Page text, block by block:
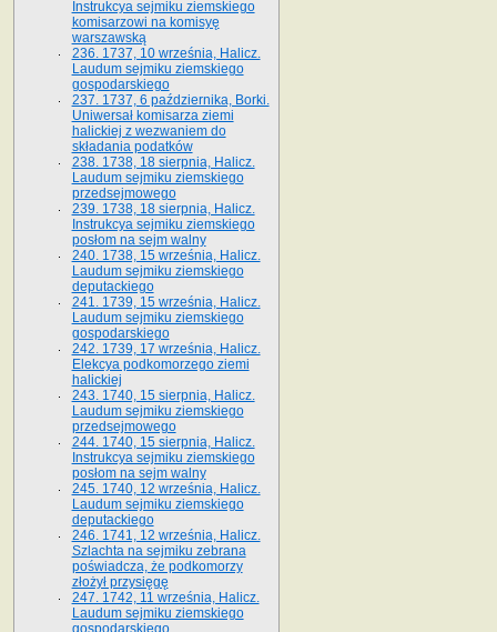
Instrukcya sejmiku ziemskiego
komisarzowi na komisyę
warszawską
236. 1737, 10 września, Halicz.
Laudum sejmiku ziemskiego
gospodarskiego
237. 1737, 6 października, Borki.
Uniwersał komisarza ziemi
halickiej z wezwaniem do
składania podatków
238. 1738, 18 sierpnia, Halicz.
Laudum sejmiku ziemskiego
przedsejmowego
239. 1738, 18 sierpnia, Halicz.
Instrukcya sejmiku ziemskiego
posłom na sejm walny
240. 1738, 15 września, Halicz.
Laudum sejmiku ziemskiego
deputackiego
241. 1739, 15 września, Halicz.
Laudum sejmiku ziemskiego
gospodarskiego
242. 1739, 17 września, Halicz.
Elekcya podkomorzego ziemi
halickiej
243. 1740, 15 sierpnia, Halicz.
Laudum sejmiku ziemskiego
przedsejmowego
244. 1740, 15 sierpnia, Halicz.
Instrukcya sejmiku ziemskiego
posłom na sejm walny
245. 1740, 12 września, Halicz.
Laudum sejmiku ziemskiego
deputackiego
246. 1741, 12 września, Halicz.
Szlachta na sejmiku zebrana
poświadcza, że podkomorzy
złożył przysięgę
247. 1742, 11 września, Halicz.
Laudum sejmiku ziemskiego
gospodarskiego